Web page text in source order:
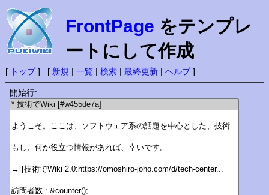
FrontPage をテンプレ
ートにして作成
[ トップ] [ 新規 | 一覧| 検索| 最終更新| ヘルプ]
開始行: